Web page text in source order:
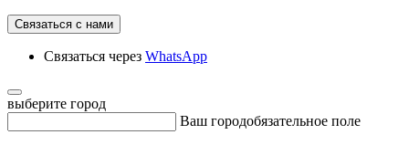
Связаться с нами
Связаться через WhatsApp
выберите город
Ваш городобязательное поле